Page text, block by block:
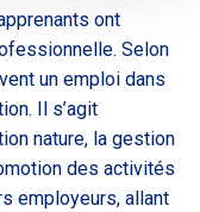
ont
Selon
un emploi dans
Il s’agit
nature, la gestion
des activités
employeurs, allant